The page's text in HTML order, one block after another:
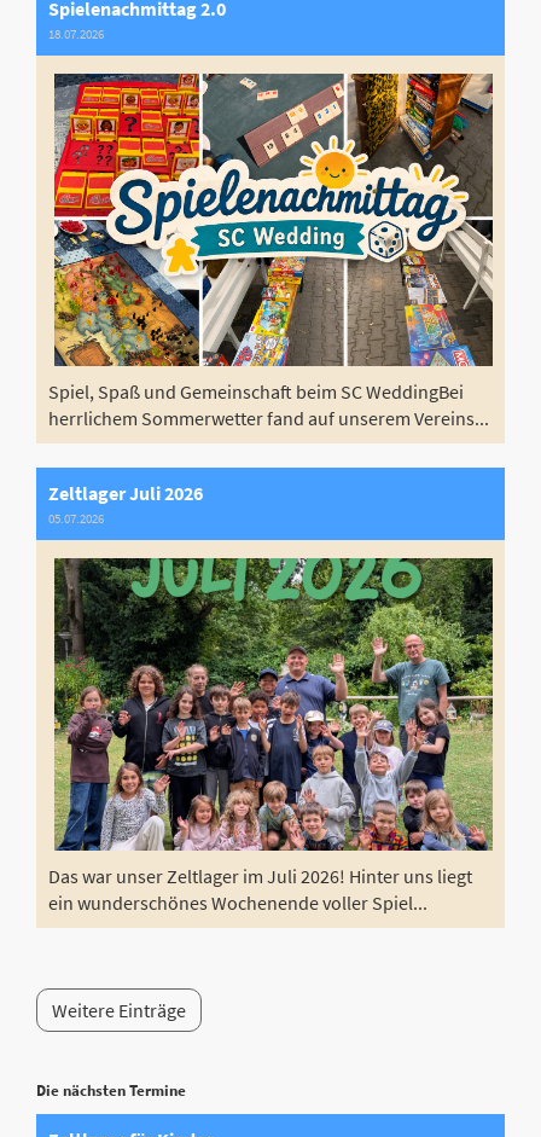
Spielenachmittag 2.0
18.07.2026
Spiel, Spaß und Gemeinschaft beim SC WeddingBei
herrlichem Sommerwetter fand auf unserem Vereins...
Zeltlager Juli 2026
05.07.2026
Das war unser Zeltlager im Juli 2026! Hinter uns liegt
ein wunderschönes Wochenende voller Spiel...
Weitere Einträge
Die nächsten Termine